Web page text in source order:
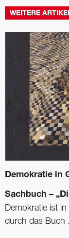
WEITERE
Demokratie in
Sachbuch –
Demokratie ist
durch das Buch